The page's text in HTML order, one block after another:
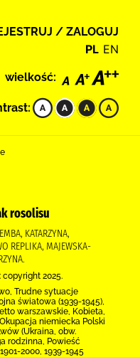
/ ZALOGUJ
PL EN
wielkość:
rosolisu
KATARZYNA,
REPLIKA, MAJEWSKA-
copyright 2025.
Trudne sytuacje
światowa (1939-1945),
warszawskie, Kobieta,
niemiecka Polski
(Ukraina, obw.
rodzinna, Powieść
2000, 1939-1945